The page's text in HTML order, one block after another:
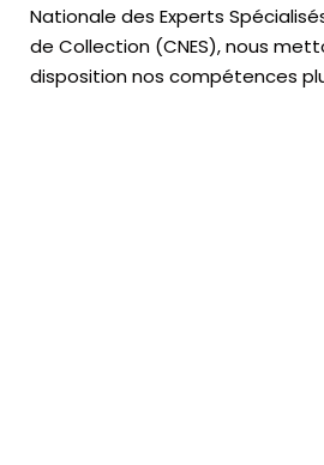
Nationale des Experts
de Collection (CNES),nous
disposition nos compétences